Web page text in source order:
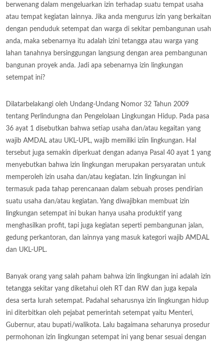
berwenang dalam mengeluarkan izin terhadap suatu tempat usaha
atau tempat kegiatan lainnya. Jika anda mengurus izin yang berkaitan
dengan penduduk setempat dan warga di sekitar pembangunan usah
anda, maka sebenarnya itu adalah izini tetangga atau warga yang
lahan tanahnya bersinggungan langsung dengan area pembangunan
bangunan proyek anda. Jadi apa sebenarnya izin lingkungan
setempat ini?
Dilatarbelakangi oleh Undang-Undang Nomor 32 Tahun 2009
tentang Perlindungna dan Pengelolaan Lingkungan Hidup. Pada pasa
36 ayat 1 disebutkan bahwa setiap usaha dan/atau kegaitan yang
wajib AMDAL atau UKL-UPL, wajib memiliki iziin lingkungan. Hal
tersebut juga semakin diperkuat dengan adanya Pasal 40 ayat 1 yang
menyebutkan bahwa izin lingkungan merupakan persyaratan untuk
memperoleh izin usaha dan/atau kegiatan. Izin lingkungan ini
termasuk pada tahap perencanaan dalam sebuah proses pendirian
suatu usaha dan/atau kegiatan. Yang diwajibkan membuat izin
lingkungan setempat ini bukan hanya usaha produktif yang
menghasilkan profit, tapi juga kegiatan seperti pembangunan jalan,
gedung perkantoran, dan lainnya yang masuk kategori wajib AMDAL
dan UKL-UPL.
Banyak orang yang salah paham bahwa izin lingkungan ini adalah izin
tetangga sekitar yang diketahui oleh RT dan RW dan juga kepala
desa serta lurah setempat. Padahal seharusnya izin lingkungan hidup
ini diterbitkan oleh pejabat pemerintah setempat yaitu Menteri,
Gubernur, atau bupati/walikota. Lalu bagaimana seharunya prosedur
permohonan izin lingkungan setempat ini yang benar sesuai dengan